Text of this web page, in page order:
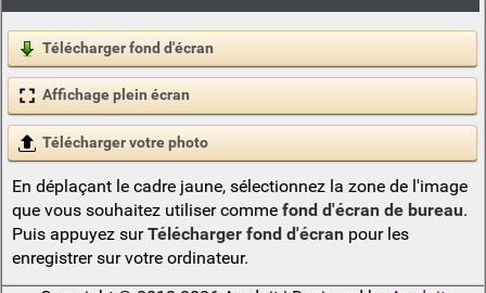
Télécharger fond d'écran
Affichage plein écran
Télécharger votre photo
En déplaçant le cadre jaune, sélectionnez la zone de l'image
que vous souhaitez utiliser comme fond d'écran de bureau.
Puis appuyez surTélécharger fond d'écranpour les
enregistrer sur votre ordinateur.